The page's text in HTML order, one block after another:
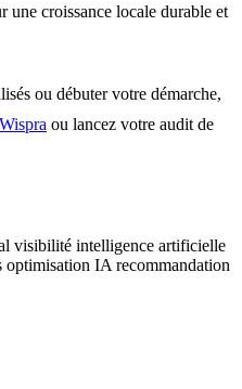
une croissance locale durable et
ou débuter votre démarche,
ou lancez votre audit de
visibilité intelligence artificielle
optimisation IA recommandation